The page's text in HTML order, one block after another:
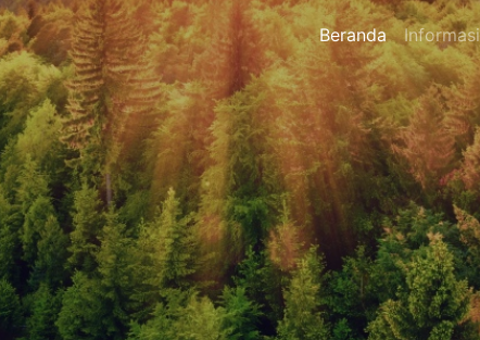
Beranda Informasi